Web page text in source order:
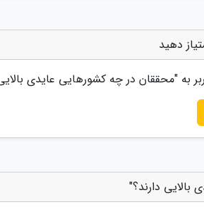
دهید
به "محققان در چه کشورهایی عایدی
دارند؟"